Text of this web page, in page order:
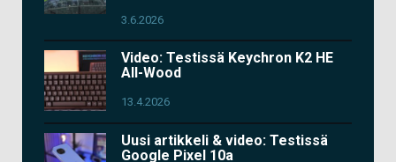
3.6.2026
Video: Testissä Keychron K2 HE
All-Wood
13.4.2026
Uusi artikkeli & video: Testissä
Google Pixel 10a